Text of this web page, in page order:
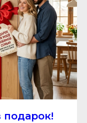
подарок!